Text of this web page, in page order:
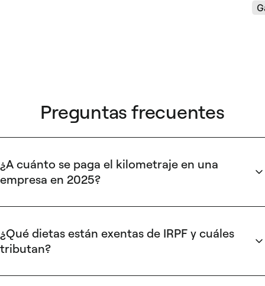
Preguntas frecuentes
¿A cuánto se paga el kilometraje en una
empresa en 2025?
€/km, según la Orden HFP/792/2023. Las empresas pueden
quedan exentos de tributación.
¿Qué dietas están exentas de IRPF y cuáles
tributan?
pernocta hasta 26,67 €/día están exentas. Cualquier importe